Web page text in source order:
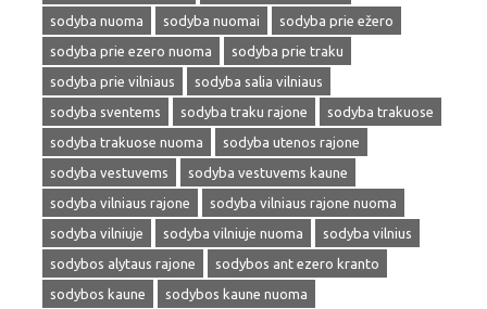
sodyba nuoma
sodyba nuomai
sodyba prie ežero
sodyba prie ezero nuoma
sodyba prie traku
sodyba prie vilniaus
sodyba salia vilniaus
sodyba sventems
sodyba traku rajone
sodyba trakuose
sodyba trakuose nuoma
sodyba utenos rajone
sodyba vestuvems
sodyba vestuvems kaune
sodyba vilniaus rajone
sodyba vilniaus rajone nuoma
sodyba vilniuje
sodyba vilniuje nuoma
sodyba vilnius
sodybos alytaus rajone
sodybos ant ezero kranto
sodybos kaune
sodybos kaune nuoma